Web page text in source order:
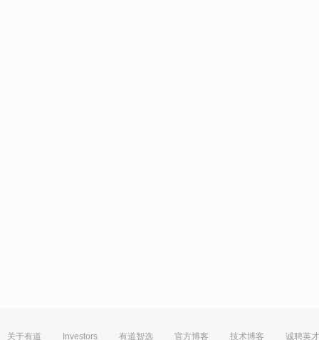
关于有道 Investors 有道智选 官方博客 技术博客 诚聘英才